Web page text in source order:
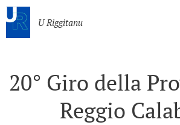
U Riggitanu
20° Giro della
Reggio